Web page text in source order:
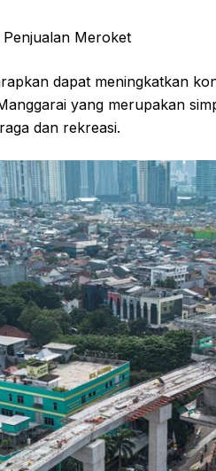
Meroket
dapat meningkatkan
yang merupakan
dan rekreasi.